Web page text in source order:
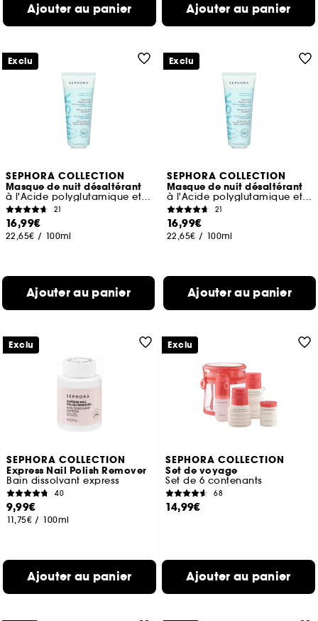
Ajouter au panier Ajouter au panier
SEPHORA COLLECTION
Masque de nuit désaltérant
à l'Acide polyglutamique et aux Céramides
21
16,99€
22,65€ / 100ml
Ajouter au panier
Exclu
SEPHORA COLLECTION
Masque de nuit désaltérant
à l'Acide polyglutamique et aux Céramides
21
16,99€
22,65€ / 100ml
Ajouter au panier
Exclu
SEPHORA COLLECTION
Express Nail Polish Remover
Bain dissolvant express
40
9,99€
11,75€ / 100ml
Ajouter au panier
Exclu
SEPHORA COLLECTION
Set de voyage
Set de 6 contenants
68
14,99€
Ajouter au panier
Exclu